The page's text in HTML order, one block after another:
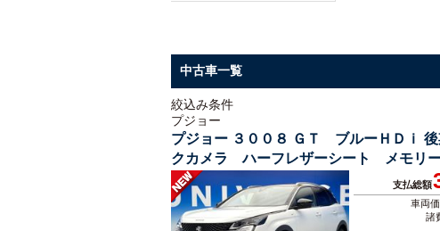
中古車一覧
絞込み条件
プジョー
プジョー ３００８ ＧＴ ブルーＨＤｉ
クカメラ ハーフレザーシート メモリ
オートエアコン 禁煙車
支払総額
車両
諸